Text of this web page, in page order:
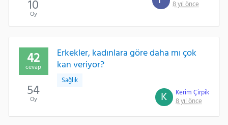
8 yıl önce
10
Oy
Erkekler, kadınlara göre daha mı çok
kan veriyor?
Sağlık
K
Kerim Çirpik
8 yıl önce
42
cevap
54
Oy